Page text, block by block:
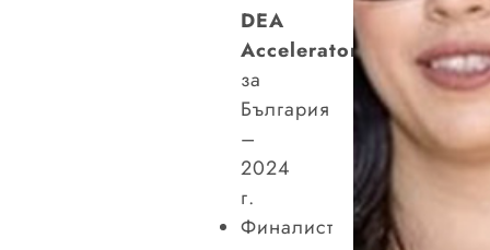
DEA
Accelerator
за
България
–
2024
г.
Финалист